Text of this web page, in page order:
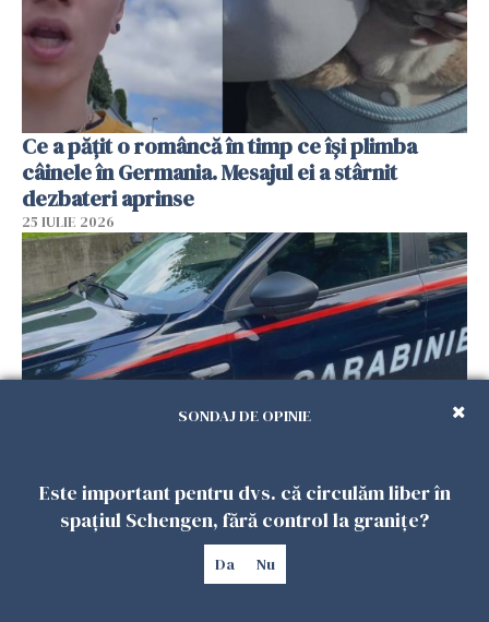
Ce a pățit o româncă în timp ce își plimba
câinele în Germania. Mesajul ei a stârnit
dezbateri aprinse
25 IULIE 2026
Româncă din Italia, acuzată că și-a lăsat copiii
singuri în casă pentru a merge la mall. Vecinii
SONDAJ DE OPINIE
Este important pentru dvs. că circulăm liber în
spațiul Schengen, fără control la granițe?
Da Nu